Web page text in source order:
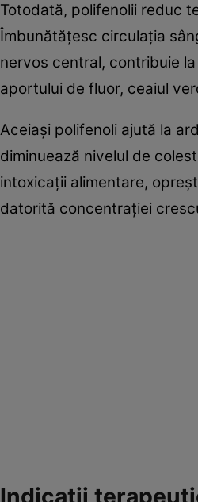
Totodată, polifenolii reduc
Îmbunătăţesc circulaţia
nervos central, contribuie
aportului de fluor, ceaiul
Aceiaşi polifenoli ajută la
diminuează nivelul de
intoxicaţii alimentare,
datorită concentraţiei